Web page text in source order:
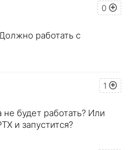
0
работать с
1
будет работать? Или
и запустится?